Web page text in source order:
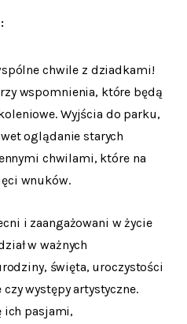
chwile z dziadkami!
wspomnienia, które będą
Wyjścia do parku,
oglądanie starych
chwilami, które na
wnuków.
i zaangażowani w życie
w ważnych
święta, uroczystości
występy artystyczne.
ich pasjami,